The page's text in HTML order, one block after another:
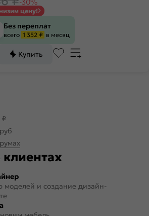
-30%
цену!
Без переплат
всего 1 352 ₽ в месяц
Купить
моделей и создание дизайн-